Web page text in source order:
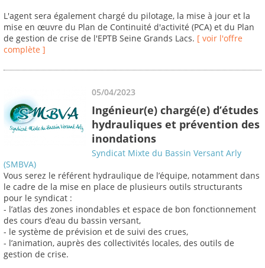
L'agent sera également chargé du pilotage, la mise à jour et la
mise en œuvre du Plan de Continuité d'activité (PCA) et du Plan
de gestion de crise de l'EPTB Seine Grands Lacs. [ voir l'offre
complète ]
05/04/2023
Ingénieur(e) chargé(e) d’études
hydrauliques et prévention des
inondations
Syndicat Mixte du Bassin Versant Arly
(SMBVA)
Vous serez le référent hydraulique de l’équipe, notamment dans
le cadre de la mise en place de plusieurs outils structurants
pour le syndicat :
- l’atlas des zones inondables et espace de bon fonctionnement
des cours d’eau du bassin versant,
- le système de prévision et de suivi des crues,
- l’animation, auprès des collectivités locales, des outils de
gestion de crise.